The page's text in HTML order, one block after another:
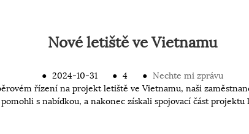
Nové letiště ve Vietnamu
● 2024-10-31 ● 4 ● Nechte mi zprávu
řízení na projekt letiště ve Vietnamu, naši
s nabídkou, a nakonec získali spojovací část